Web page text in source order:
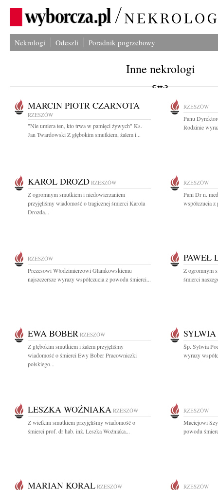
Nekrologi Odeszli Poradnik pogrzebowy
Inne nekrologi
MARCIN PIOTR CZARNOTA
RZESZÓW
"Nie umiera ten, kto trwa w pamięci żywych" Ks.
Jan Twardowski Z głębokim smutkiem, żalem i...
RZESZÓW
Panu
Rodzinie
KAROL DROZD RZESZÓW
Z ogromnym smutkiem i niedowierzaniem
przyjęliśmy wiadomość o tragicznej śmierci Karola
Drozda...
RZESZÓW
Pani Dr n.
współczucia
RZESZÓW
Prezesowi Włodzimierzowi Glamkowskiemu
najszczersze wyrazy współczucia z powodu śmierci...
PAWEŁ
Z ogromnym
śmierci
EWA BOBER RZESZÓW
Z głębokim smutkiem i żalem przyjęliśmy
wiadomość o śmierci Ewy Bober Pracowniczki
polskiego...
Śp. Sylwia
wyrazy
LESZKA WOŹNIAKA RZESZÓW
Z wielkim smutkiem przyjęliśmy wiadomość o
śmierci prof. dr hab. inż. Leszka Woźniaka...
RZESZÓW
Maciejowi
powodu
MARIAN KORAL RZESZÓW RZESZÓW